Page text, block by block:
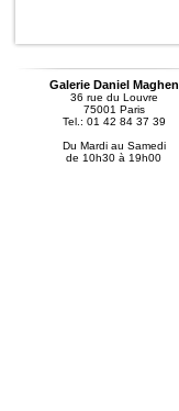
Galerie Daniel Maghen
36 rue du Louvre
75001 Paris
Tel.: 01 42 84 37 39
Du Mardi au Samedi
de 10h30 à 19h00